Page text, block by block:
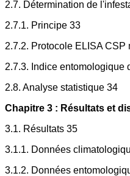
2.7. Détermination de
2.7.1. Principe 33
2.7.2. Protocole ELISA CSP
2.7.3. Indice entomologique
2.8. Analyse statistique 34
Chapitre 3 : Résultats et
3.1. Résultats 35
3.1.1. Données
3.1.2. Données